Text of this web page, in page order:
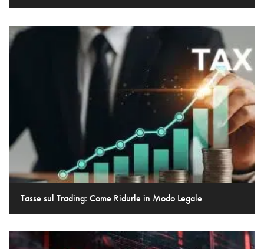
Tasse sul Trading: Come Ridurle in Modo Legale